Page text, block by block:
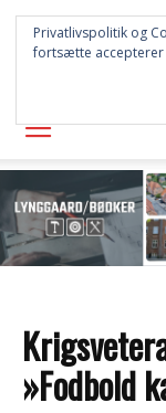
»Fodbold
Privatlivspolitik og
fortsætte accepterer